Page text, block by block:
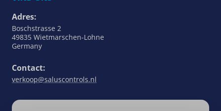
Adres:
Boschstrasse 2
49835 Wietmarschen-Lohne
Germany
Contact:
verkoop@saluscontrols.nl